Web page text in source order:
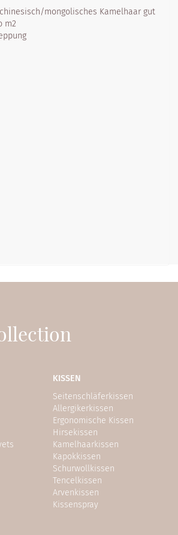
mongolisches Kamelhaar gut
m2
KISSEN
Seitenschläferkissen
Allergikerkissen
Ergonomische Kissen
Hirsekissen
Kamelhaarkissen
Kapokkissen
Schurwollkissen
Tencelkissen
Arvenkissen
Kissenspray